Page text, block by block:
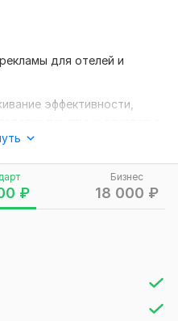
₽
Бизнес
18 000 ₽
для отелей и
эффективности,
размер номерного
и возможности